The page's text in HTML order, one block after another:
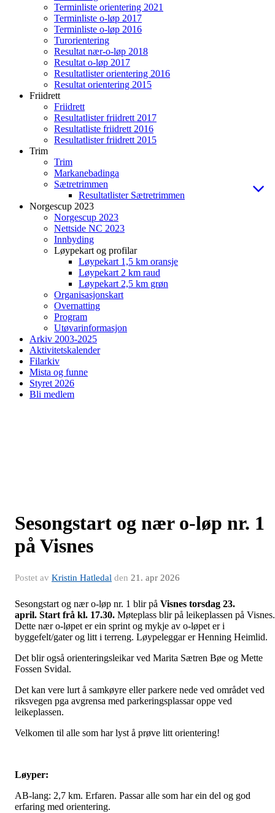
Terminliste orientering 2021
Terminliste o-løp 2017
Terminliste o-løp 2016
Turorientering
Resultat nær-o-løp 2018
Resultat o-løp 2017
Resultatlister orientering 2016
Resultat orientering 2015
Friidrett
Friidrett
Resultatlister friidrett 2017
Resultatliste friidrett 2016
Resultatlister friidrett 2015
Trim
Trim
Markanebadinga
Sætretrimmen
Resultatlister Sætretrimmen
Norgescup 2023
Norgescup 2023
Nettside NC 2023
Innbyding
Løypekart og profilar
Løypekart 1,5 km oransje
Løypekart 2 km raud
Løypekart 2,5 km grøn
Organisasjonskart
Overnatting
Program
Utøvarinformasjon
Arkiv 2003-2025
Aktivitetskalender
Filarkiv
Mista og funne
Styret 2026
Bli medlem
Sesongstart og nær o-løp nr. 1
på Visnes
Postet av Kristin Hatledal den 21. apr 2026
Sesongstart og nær o-løp nr. 1 blir på Visnes torsdag 23.
april. Start frå kl. 17.30. Møteplass blir på leikeplassen på Visnes.
Dette nær o-løpet er ein sprint og mykje av o-løpet er i
byggefelt/gater og litt i terreng. Løypeleggar er Henning Heimlid.
Det blir også orienteringsleikar ved Marita Sætren Bøe og Mette
Fossen Svidal.
Det kan vere lurt å samkøyre eller parkere nede ved området ved
riksvegen pga avgrensa med parkeringsplassar oppe ved
leikeplassen.
Velkomen til alle som har lyst å prøve litt orientering!
Løyper:
AB-lang: 2,7 km. Erfaren. Passar alle som har ein del og god
erfaring med orientering.